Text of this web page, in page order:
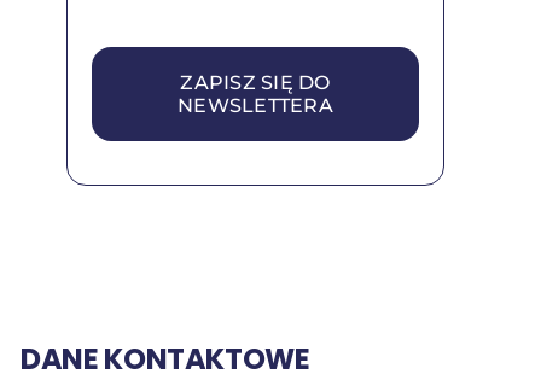
ZAPISZ SIĘ DO
NEWSLETTERA
DANE KONTAKTOWE